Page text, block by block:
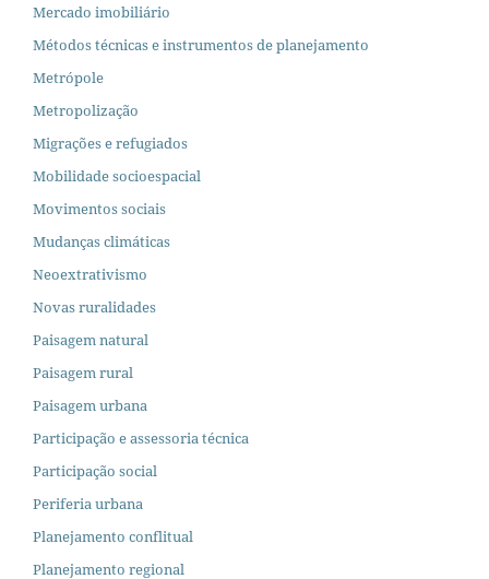
Mercado imobiliário
Métodos técnicas e instrumentos de planejamento
Metrópole
Metropolização
Migrações e refugiados
Mobilidade socioespacial
Movimentos sociais
Mudanças climáticas
Neoextrativismo
Novas ruralidades
Paisagem natural
Paisagem rural
Paisagem urbana
Participação e assessoria técnica
Participação social
Periferia urbana
Planejamento conflitual
Planejamento regional